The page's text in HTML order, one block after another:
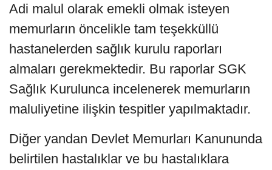
Adi malul olarak emekli olmak isteyen
memurların öncelikle tam teşekküllü
hastanelerden sağlık kurulu raporları
almaları gerekmektedir. Bu raporlar SGK
Sağlık Kurulunca incelenerek memurların
maluliyetine ilişkin tespitler yapılmaktadır.
Diğer yandan Devlet Memurları Kanununda
belirtilen hastalıklar ve bu hastalıklara